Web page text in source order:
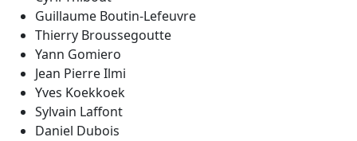
Guillaume Boutin-Lefeuvre
Thierry Broussegoutte
Yann Gomiero
Jean Pierre Ilmi
Yves Koekkoek
Sylvain Laffont
Daniel Dubois